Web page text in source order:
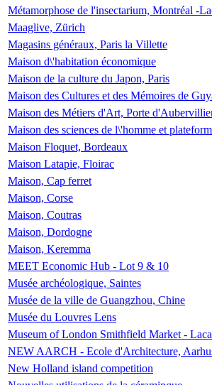
Métamorphose de l'insectarium, Montréal -
Maaglive, Zürich
Magasins généraux, Paris la Villette
Maison d\'habitation économique
Maison de la culture du Japon, Paris
Maison des Cultures et des Mémoires de
Maison des Métiers d'Art, Porte
Maison des sciences de l\'homme et
Maison Floquet, Bordeaux
Maison Latapie, Floirac
Maison, Cap ferret
Maison, Corse
Maison, Coutras
Maison, Dordogne
Maison, Keremma
MEET Economic Hub - Lot 9 & 10
Musée archéologique, Saintes
Musée de la ville de Guangzhou, Chine
Musée du Louvres Lens
Museum of London Smithfield Market -
NEW AARCH - Ecole d'Architecture,
New Holland island competition